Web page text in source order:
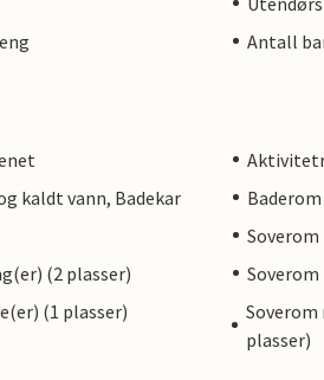
Antall
kaldt vann, Badekar
(2 plasser)
(1 plasser)
Soverom
plasser)